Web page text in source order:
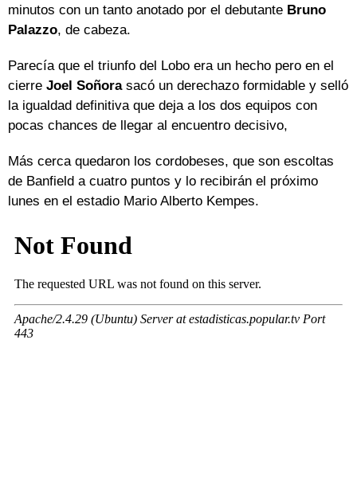
minutos con un tanto anotado por el debutante Bruno
Palazzo, de cabeza.
Parecía que el triunfo del Lobo era un hecho pero en el
cierre Joel Soñora sacó un derechazo formidable y selló
la igualdad definitiva que deja a los dos equipos con
pocas chances de llegar al encuentro decisivo,
Más cerca quedaron los cordobeses, que son escoltas
de Banfield a cuatro puntos y lo recibirán el próximo
lunes en el estadio Mario Alberto Kempes.